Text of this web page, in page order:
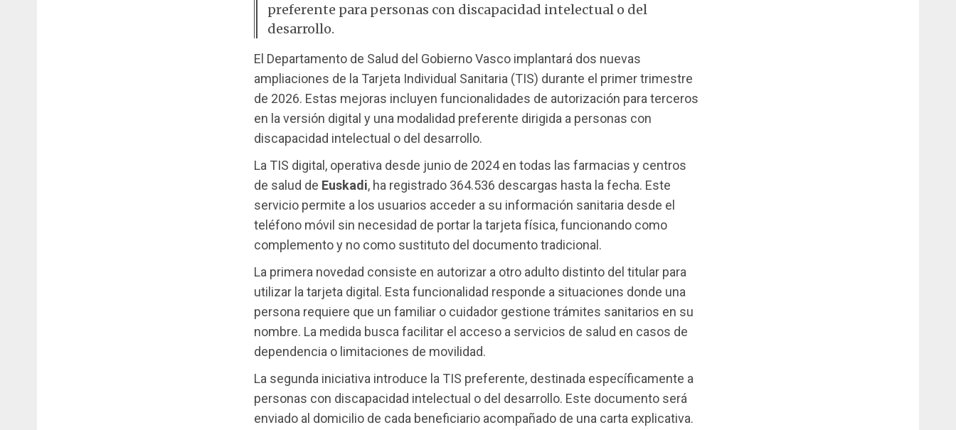
preferente para personas con discapacidad intelectual o del
desarrollo.
El Departamento de Salud del Gobierno Vasco implantará dos nuevas
ampliaciones de la Tarjeta Individual Sanitaria (TIS) durante el primer trimestre
de 2026. Estas mejoras incluyen funcionalidades de autorización para terceros
en la versión digital y una modalidad preferente dirigida a personas con
discapacidad intelectual o del desarrollo.
La TIS digital, operativa desde junio de 2024 en todas las farmacias y centros
de salud de Euskadi, ha registrado 364.536 descargas hasta la fecha. Este
servicio permite a los usuarios acceder a su información sanitaria desde el
teléfono móvil sin necesidad de portar la tarjeta física, funcionando como
complemento y no como sustituto del documento tradicional.
La primera novedad consiste en autorizar a otro adulto distinto del titular para
utilizar la tarjeta digital. Esta funcionalidad responde a situaciones donde una
persona requiere que un familiar o cuidador gestione trámites sanitarios en su
nombre. La medida busca facilitar el acceso a servicios de salud en casos de
dependencia o limitaciones de movilidad.
La segunda iniciativa introduce la TIS preferente, destinada específicamente a
personas con discapacidad intelectual o del desarrollo. Este documento será
enviado al domicilio de cada beneficiario acompañado de una carta explicativa.